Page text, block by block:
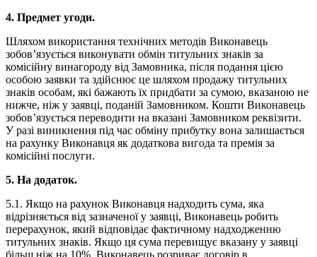
4. Предмет угоди.
Шляхом використання технічних методів Виконавець
зобов’язується виконувати обмін титульних знаків за
комісійну винагороду від Замовника, після подання цією
особою заявки та здійснює це шляхом продажу титульних
знаків особам, які бажають їх придбати за сумою, вказаною не
нижче, ніж у заявці, поданій Замовником. Кошти Виконавець
зобов’язується переводити на вказані Замовником реквізити.
У разі виникнення під час обміну прибутку вона залишається
на рахунку Виконавця як додаткова вигода та премія за
комісійні послуги.
5. На додаток.
5.1. Якщо на рахунок Виконавця надходить сума, яка
відрізняється від зазначеної у заявці, Виконавець робить
перерахунок, який відповідає фактичному надходженню
титульних знаків. Якщо ця сума перевищує вказану у заявці
більш ніж на 10%, Виконавець розриває договір в